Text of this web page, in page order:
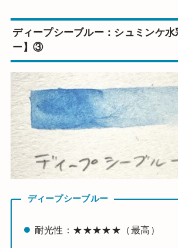
ディープシーブルー：シュミンケ
ー】③
ディープシーブルー
耐光性：★★★★★（最高）